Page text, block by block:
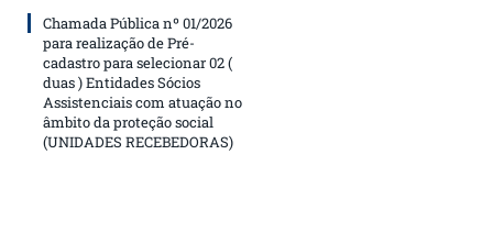
Chamada Pública nº 01/2026
para realização de Pré-
cadastro para selecionar 02 (
duas ) Entidades Sócios
Assistenciais com atuação no
âmbito da proteção social
(UNIDADES RECEBEDORAS)